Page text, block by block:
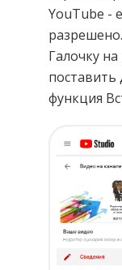
YouTube -
разрешено.
Галочку
поставить
функция